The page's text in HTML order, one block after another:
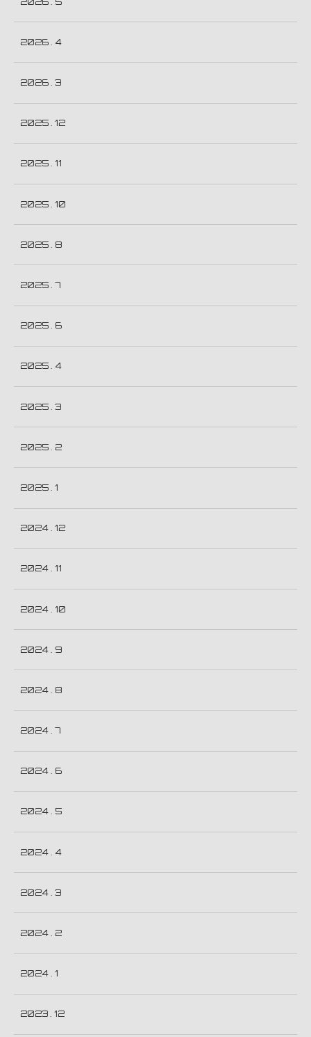
2026 . 4
2026 . 3
2025 . 12
2025 . 11
2025 . 10
2025 . 8
2025 . 7
2025 . 6
2025 . 4
2025 . 3
2025 . 2
2025 . 1
2024 . 12
2024 . 11
2024 . 10
2024 . 9
2024 . 8
2024 . 7
2024 . 6
2024 . 5
2024 . 4
2024 . 3
2024 . 2
2024 . 1
2023 . 12